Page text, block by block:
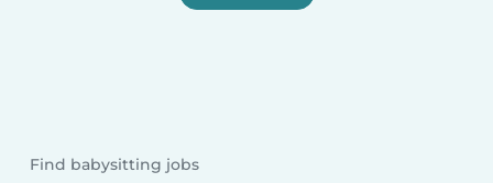
Find babysitting jobs